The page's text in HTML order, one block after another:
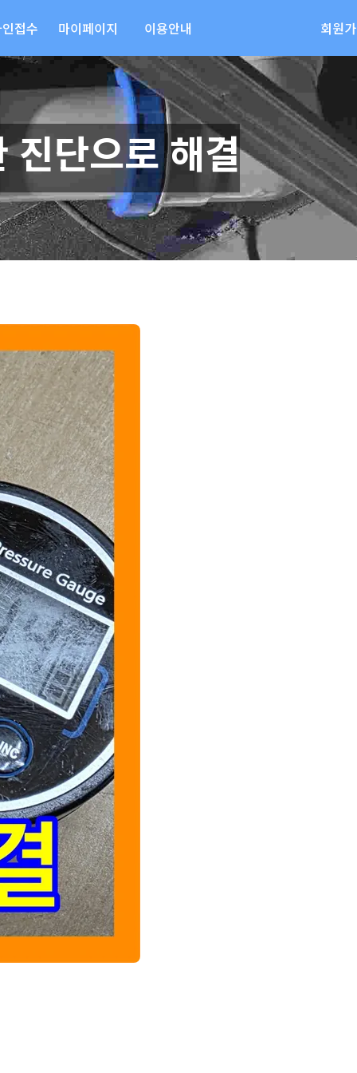
접수 마이페이지 이용안내 회원
진단으로 해결